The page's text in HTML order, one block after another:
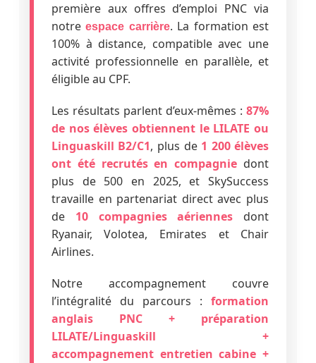
première aux offres d’emploi PNC via
notreespace carrière. La formation est
100% à distance, compatible avec une
activité professionnelle en parallèle, et
éligible au CPF.
Les résultats parlent d’eux-mêmes :87%
de nos élèves obtiennent le LILATE ou
Linguaskill B2/C1, plus de 1 200 élèves
ont été recrutés en compagnie dont
plus de 500 en 2025, et SkySuccess
travaille en partenariat direct avec plus
de 10 compagnies aériennes dont
Ryanair, Volotea, Emirates et Chair
Airlines.
Notre accompagnement couvre
l’intégralité du parcours :formation
anglais PNC + préparation
LILATE/Linguaskill +
accompagnement entretien cabine +